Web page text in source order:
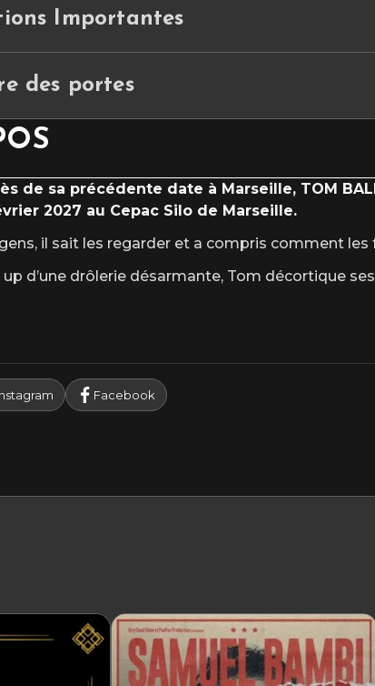
de restauration convivial se situe dans le hall d’accueil et vous
conseillée.
INDIGO & Q-PARK, à proximité du Cepac Silo, vous
en ligne
Importantes
numéroté
des portes
portes : 19h00
de sa précédente date à Marseille, TOM
2027 au Cepac Silo de Marseille.
il sait les regarder et a compris comment les
d’une drôlerie désarmante, Tom décortique
Facebook